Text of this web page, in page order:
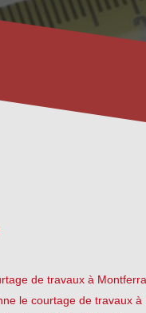
de travaux à
le courtage de travaux